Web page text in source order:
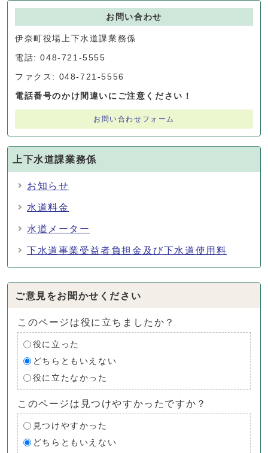
お問い合わせ
伊奈町役場上下水道課業務係
電話: 048-721-5555
ファクス: 048-721-5556
電話番号のかけ間違いにご注意ください！
お問い合わせフォーム
上下水道課業務係
お知らせ
水道料金
水道メーター
下水道事業受益者負担金及び下水道使用料
ご意見をお聞かせください
このページは役に立ちましたか？
役に立った
どちらともいえない
役に立たなかった
このページは見つけやすかったですか？
見つけやすかった
どちらともいえない